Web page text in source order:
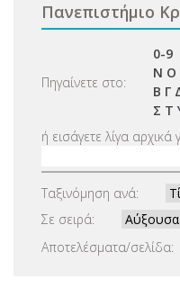
Πανεπιστήμιο
Πηγαίνετε στο:
0-9
N O
Β Γ
Σ Τ
ή εισάγετε λίγα αρχικά
Ταξινόμηση ανά:
Σε σειρά:
Αποτελέσματα/σελίδα: